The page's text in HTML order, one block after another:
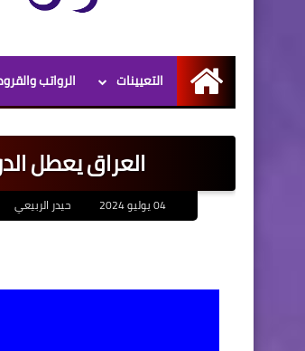
الرئيسية
التعيينات الرواتب
العراق يعطل
حيدر الربيعي